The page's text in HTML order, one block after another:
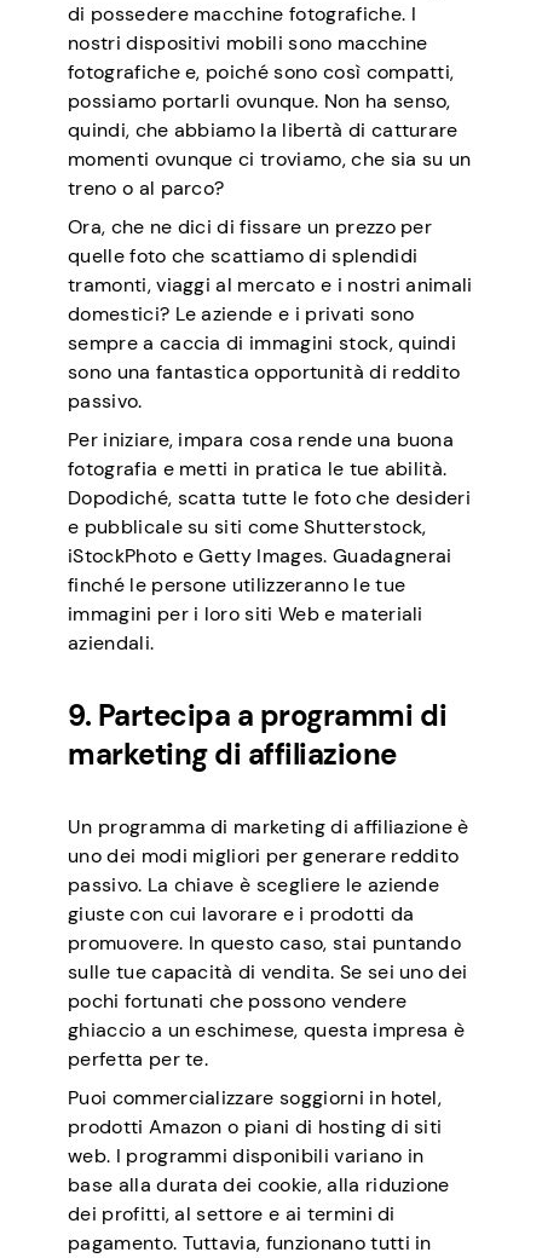
di possedere macchine fotografiche. I
nostri dispositivi mobili sono macchine
fotografiche e, poiché sono così compatti,
possiamo portarli ovunque. Non ha senso,
quindi, che abbiamo la libertà di catturare
momenti ovunque ci troviamo, che sia su un
treno o al parco?
Ora, che ne dici di fissare un prezzo per
quelle foto che scattiamo di splendidi
tramonti, viaggi al mercato e i nostri animali
domestici? Le aziende e i privati sono
sempre a caccia di immagini stock, quindi
sono una fantastica opportunità di reddito
passivo.
Per iniziare, impara cosa rende una buona
fotografia e metti in pratica le tue abilità.
Dopodiché, scatta tutte le foto che desideri
e pubblicale su siti come Shutterstock,
iStockPhoto e Getty Images. Guadagnerai
finché le persone utilizzeranno le tue
immagini per i loro siti Web e materiali
aziendali.
9. Partecipa a programmi di
marketing di affiliazione
Un programma di marketing di affiliazione è
uno dei modi migliori per generare reddito
passivo. La chiave è scegliere le aziende
giuste con cui lavorare e i prodotti da
promuovere. In questo caso, stai puntando
sulle tue capacità di vendita. Se sei uno dei
pochi fortunati che possono vendere
ghiaccio a un eschimese, questa impresa è
perfetta per te.
Puoi commercializzare soggiorni in hotel,
prodotti Amazon o piani di hosting di siti
web. I programmi disponibili variano in
base alla durata dei cookie, alla riduzione
dei profitti, al settore e ai termini di
pagamento. Tuttavia, funzionano tutti in